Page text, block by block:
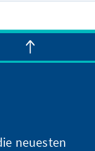
neuesten